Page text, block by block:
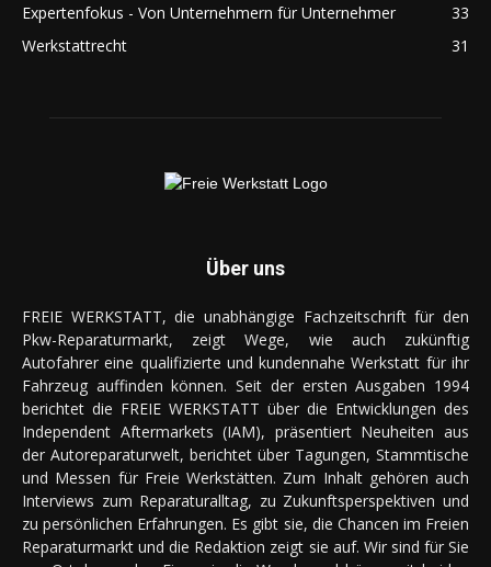
Expertenfokus - Von Unternehmern für Unternehmer
33
Werkstattrecht
31
Über uns
FREIE WERKSTATT, die unabhängige Fachzeitschrift für den
Pkw-Reparaturmarkt, zeigt Wege, wie auch zukünftig
Autofahrer eine qualifizierte und kundennahe Werkstatt für ihr
Fahrzeug auffinden können. Seit der ersten Ausgaben 1994
berichtet die FREIE WERKSTATT über die Entwicklungen des
Independent Aftermarkets (IAM), präsentiert Neuheiten aus
der Autoreparaturwelt, berichtet über Tagungen, Stammtische
und Messen für Freie Werkstätten. Zum Inhalt gehören auch
Interviews zum Reparaturalltag, zu Zukunftsperspektiven und
zu persönlichen Erfahrungen. Es gibt sie, die Chancen im Freien
Reparaturmarkt und die Redaktion zeigt sie auf. Wir sind für Sie